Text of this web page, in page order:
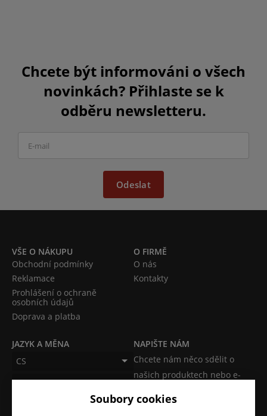
Chcete být informováni o všech
novinkách? Přihlaste se k
odběru newsletteru.
Odeslat
VŠE O NÁKUPU
Obchodní podmínky
Reklamace
Prohlášení o ochraně
osobních údajů
Doprava a platba
O FIRMĚ
O nás
Kontakty
JAZYK A MĚNA
CS
CZK (Kč)
NAPIŠTE NÁM
Chcete nám něco sdělit o
našich produktech nebo e-
Soubory cookies